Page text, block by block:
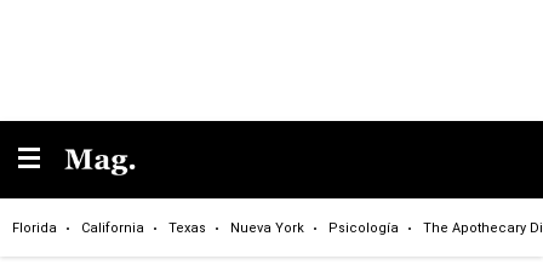
Florida California Texas Nueva York Psicología The Apothecary